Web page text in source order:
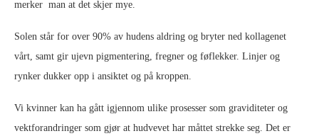
merker man at det skjer mye.
Solen står for over 90% av hudens aldring og bryter ned kollagenet
vårt, samt gir ujevn pigmentering, fregner og føflekker. Linjer og
rynker dukker opp i ansiktet og på kroppen.
Vi kvinner kan ha gått igjennom ulike prosesser som graviditeter og
vektforandringer som gjør at hudvevet har måttet strekke seg. Det er